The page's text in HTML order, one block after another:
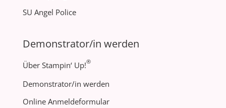
SU Angel Police
Demonstrator/in werden
Über Stampin‘ Up!®
Demonstrator/in werden
Online Anmeldeformular